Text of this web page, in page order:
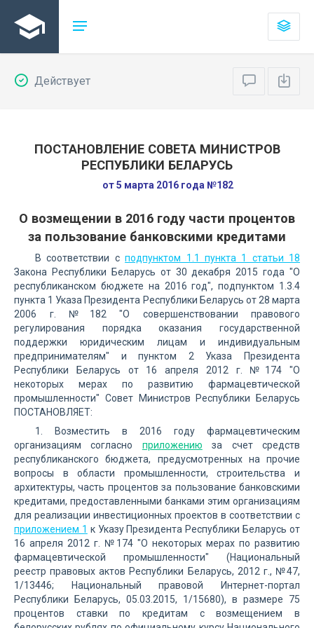
Действует
ПОСТАНОВЛЕНИЕ СОВЕТА МИНИСТРОВ
РЕСПУБЛИКИ БЕЛАРУСЬ
от 5 марта 2016 года №182
О возмещении в 2016 году части процентов
за пользование банковскими кредитами
В соответствии сподпунктом 1.1 пункта 1 статьи 18
Закона Республики Беларусь от 30 декабря 2015 года "О
республиканском бюджете на 2016 год", подпунктом 1.3.4
пункта 1 Указа Президента Республики Беларусь от 28 марта
2006 г. №182 "О совершенствовании правового
регулирования порядка оказания государственной
поддержки юридическим лицам и индивидуальным
предпринимателям" и пунктом 2 Указа Президента
Республики Беларусь от 16 апреля 2012 г. №174 "О
некоторых мерах по развитию фармацевтической
промышленности" Совет Министров Республики Беларусь
ПОСТАНОВЛЯЕТ:
1. Возместить в 2016 году фармацевтическим
организациям согласно приложению за счет средств
республиканского бюджета, предусмотренных на прочие
вопросы в области промышленности, строительства и
архитектуры, часть процентов за пользование банковскими
кредитами, предоставленными банками этим организациям
для реализации инвестиционных проектов в соответствии с
приложением 1 к Указу Президента Республики Беларусь от
16 апреля 2012 г. №174 "О некоторых мерах по развитию
фармацевтической промышленности" (Национальный
реестр правовых актов Республики Беларусь, 2012 г., №47,
1/13446; Национальный правовой Интернет-портал
Республики Беларусь, 05.03.2015, 1/15680), в размере 75
процентов ставки по кредитам с возмещением в